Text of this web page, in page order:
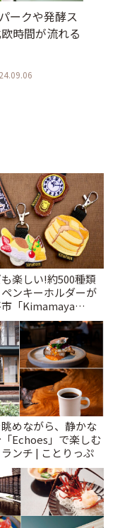
ークや発酵ス
時間が流れる
楽しい!約500種類
ンキーホルダーが
「Kimamaya
っぷ
めながら、静かな
Echoes」で楽しむ
ンチ | ことりっぷ